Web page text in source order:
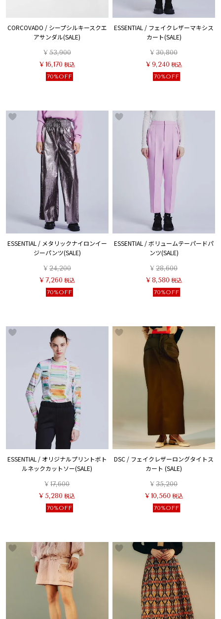
CORCOVADO / シープシルキースクエ
アサンダル(SALE)
¥53,900
¥16,170 税込
70%OFF
ESSENTIAL / フェイクレザーマキシス
カート(SALE)
¥30,800
¥ 9,240 税込
70%OFF
ESSENTIAL / メタリックナイロンイー
ジーパンツ(SALE)
¥24,200
¥7,260 税込
70%OFF
ESSENTIAL / ボリュームテーパードパ
ンツ(SALE)
¥28,600
¥ 8,580 税込
70%OFF
ESSENTIAL / オリジナルプリントボト
ルネックカットソー(SALE)
¥ 17,600
¥ 5,280 税込
70%OFF
DSC / フェイクレザーロングタイトス
カート (SALE)
¥35,200
¥ 10,560 税込
70%OFF